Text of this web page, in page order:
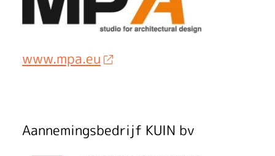
S
t
e
e
www.mpa.eu
Aannemingsbedrijf KUIN bv